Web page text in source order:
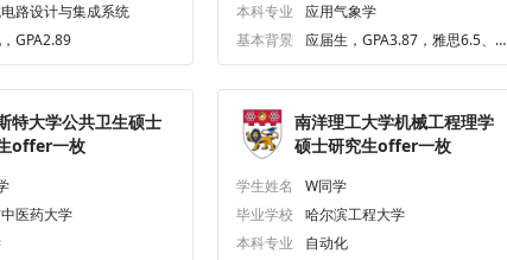
路设计与集成系统
GPA2.89
本科专业
应用气象学
基本背景
应届生，GPA3.87，雅思6.5、
特大学公共卫生硕士
offer一枚
医药大学
南洋理工大学机械工程理学
硕士研究生offer一枚
学生姓名
W同学
毕业学校
哈尔滨工程大学
本科专业
自动化